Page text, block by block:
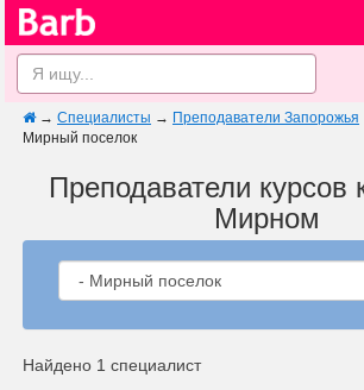
→ Специалисты → Преподаватели Запорожья
Мирный поселок
Преподаватели курсов
Мирном
Найдено 1 специалист